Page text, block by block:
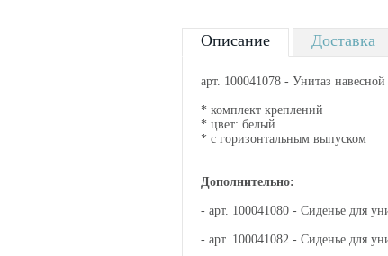
Описание Доставка
арт. 100041078 - Унитаз
* комплект креплений
* цвет: белый
* с горизонтальным выпуском
Дополнительно:
- арт. 100041080 - Сиденье для
- арт. 100041082 - Сиденье для